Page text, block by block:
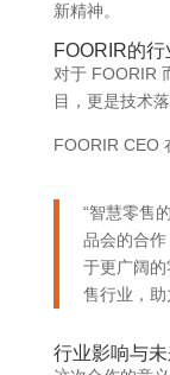
新精神。
FOORIR的
对于 FOORIR
目，更是技术
FOORIR CEO
“智慧零售
品会的合
于更广阔
售行业，
行业影响与